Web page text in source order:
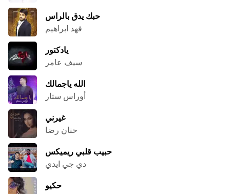
حبك يدق بالراس
فهد ابراهيم
يادكتور
سيف عامر
الله ياجمالك
أوراس ستار
غيرني
حنان رضا
حبيب قلبي ريميكس
دي جي ايدي
حكيو